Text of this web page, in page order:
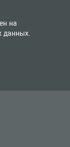
на
данных.